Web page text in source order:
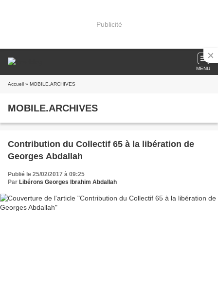
Publicité
MENU
Accueil » MOBILE.ARCHIVES
MOBILE.ARCHIVES
Contribution du Collectif 65 à la libération de
Georges Abdallah
Publié le 25/02/2017 à 09:25
Par Libérons Georges Ibrahim Abdallah